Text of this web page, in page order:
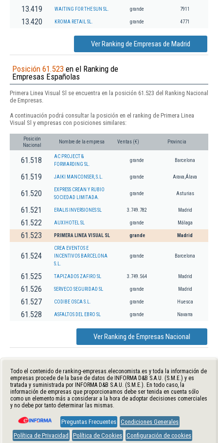
13.419 WAITING FOR THE SUN SL. grande 7911
13.420 KROMA RETAIL SL. grande 4771
Ver Ranking de Empresas de Madrid
Posición 61.523 en el Ranking de
Empresas Españolas
Primera Linea Visual Sl se encuentra en la posición 61.523 del Ranking Nacional
de Empresas.
A continuación podrá consultar la posición en el ranking de Primera Linea
Visual Sl y empresas con posiciones similares:
Posición
Nacional
Nombre de la empresa Ventas (€) Provincia
61.518
AC PROJECT &
FORWARDING SL.
grande Barcelona
61.519 JAIKI MANCONSER, S.L. grande Arava,Álava
61.520
EXPRESS CREAN Y RUBIO
SOCIEDAD LIMITADA.
grande Asturias
61.521 ERALIS INVERSIONES SL 3.749.782 Madrid
61.522 AUXIHOTEL SL grande Málaga
61.523 PRIMERA LINEA VISUAL SL grande Madrid
61.524
CREA EVENTOS E
INCENTIVOS BARCELONA
S.L.
grande Barcelona
61.525 TAPIZADOS ZAFIRO SL 3.749.564 Madrid
61.526 SERVECO SEGURIDAD SL grande Madrid
61.527 CODIBE OSCA S.L. grande Huesca
61.528 ASFALTOS DEL EBRO SL grande Navarra
Ver Ranking de Empresas Nacional
Todo el contenido de ranking-empresas.eleconomista.es y toda la información de
empresas procede de la base de datos de INFORMA D&B S.A.U. (S.M.E.) y es
tratada y suministrada por INFORMA D&B S.A.U. (S.M.E.). En todo caso, la
información de empresas que proporcionamos debe ser tenida en cuenta sólo
como un elemento más a considerar a la hora de adoptar decisiones comerciales
y no debe por tanto determinar las mismas.
Preguntas Frecuentes Condiciones Generales
Política de Privacidad
Política de Cookies Configuración de cookies